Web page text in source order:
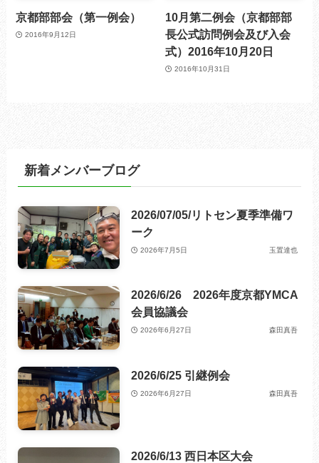
京都部部会（第一例会）
2016年9月12日
10月第二例会（京都部部
長公式訪問例会及び入会
式）2016年10月20日
2016年10月31日
新着メンバーブログ
2026/07/05/リトセン夏季準備ワ
ーク
2026年7月5日 玉置達也
2026/6/26 2026年度京都YMCA
会員協議会
2026年6月27日 森田真吾
2026/6/25 引継例会
2026年6月27日 森田真吾
2026/6/13 西日本区大会